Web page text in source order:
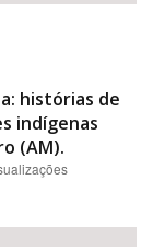
histórias de
indígenas
(AM).